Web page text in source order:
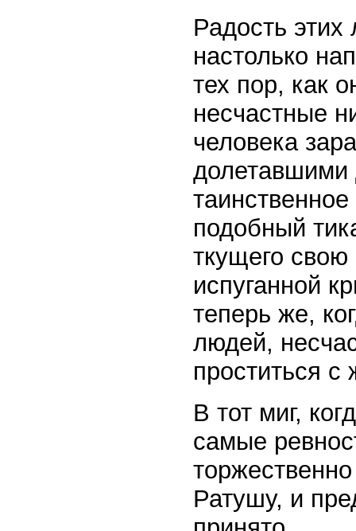
Радость
настолько
тех пор, как
несчастные
человека
долетавшими
подобный
ткущего
испуганной
теперь же,
людей,
проститься с
В тот миг,
самые
Ратушу, и